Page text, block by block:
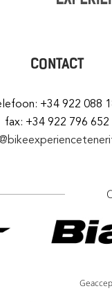
CONTACT
+34 922 088
fax: +34 922 796 652